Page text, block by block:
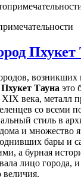
Пхукет
возникших
Пхукет Тауна это
века, металл
со всеми
стиль в
и множество
бары и
а бурная
лицо города, и